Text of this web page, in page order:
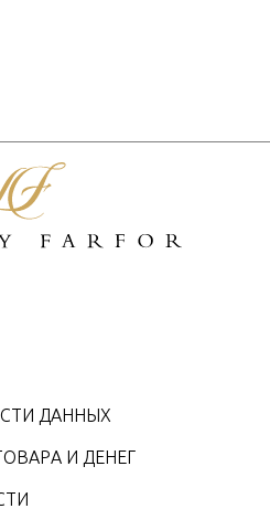
ДАННЫХ
И ДЕНЕГ